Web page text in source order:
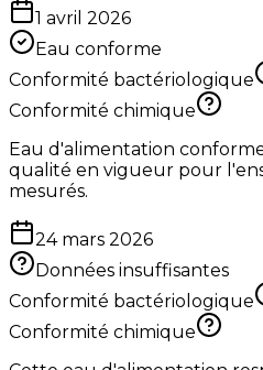
1 avril 2026
Eau conforme
Conformité bactériologique
Conformité chimique
Eau d'alimentation
qualité en vigueur pour
mesurés.
24 mars 2026
Données insuffisantes
Conformité bactériologique
Conformité chimique